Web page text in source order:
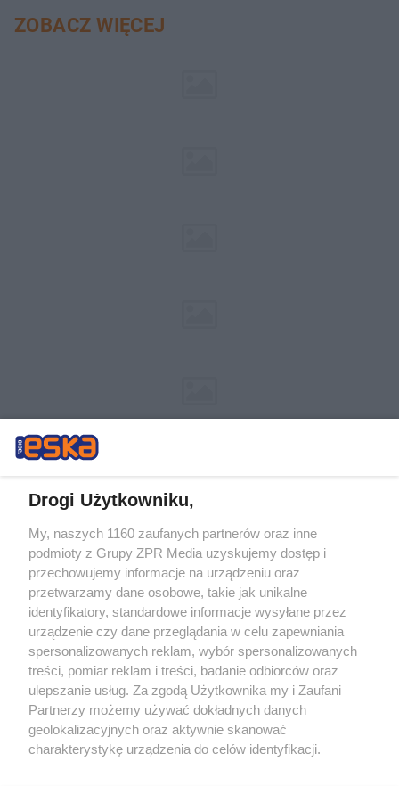
ZOBACZ WIĘCEJ
Żaden utwór zamieszczony w serwisie nie może być powielany i
rozpowszechniany lub dalej rozpowszechniany w jakikolwiek sposób (w
tym także elektroniczny lub mechaniczny) na jakimkolwiek polu
eksploatacji w jakiejkolwiek formie, włącznie z umieszczaniem w
Internecie bez pisemnej zgody właściciela praw. Jakiekolwiek użycie lub
wykorzystanie utworów w całości lub w części z naruszeniem prawa,
tzn. bez właściwej zgody, jest zabronione pod groźbą kary i może być
ścigane prawnie.
Drogi Użytkowniku,
My, naszych 1160 zaufanych partnerów oraz inne
podmioty z Grupy ZPR Media uzyskujemy dostęp i
przechowujemy informacje na urządzeniu oraz
przetwarzamy dane osobowe, takie jak unikalne
identyfikatory, standardowe informacje wysyłane przez
urządzenie czy dane przeglądania w celu zapewniania
spersonalizowanych reklam, wybór spersonalizowanych
treści, pomiar reklam i treści, badanie odbiorców oraz
ulepszanie usług. Za zgodą Użytkownika my i Zaufani
Partnerzy możemy używać dokładnych danych
geolokalizacyjnych oraz aktywnie skanować
charakterystykę urządzenia do celów identyfikacji.